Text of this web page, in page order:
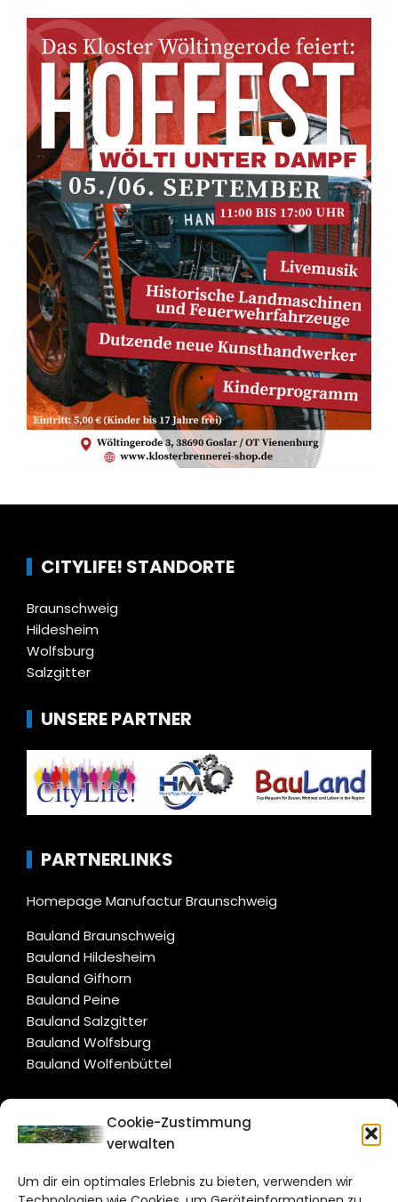
Cookie-Zustimmung
verwalten
Um dir ein optimales Erlebnis zu bieten, verwenden wir
CITYLIFE! STANDORTE
Braunschweig
Hildesheim
Wolfsburg
Salzgitter
UNSERE PARTNER
PARTNERLINKS
Homepage Manufactur Braunschweig
Bauland Braunschweig
Bauland Hildesheim
Bauland Gifhorn
Bauland Peine
Bauland Salzgitter
Bauland Wolfsburg
Bauland Wolfenbüttel
CITYLIFE!
Bruchtorwall 12